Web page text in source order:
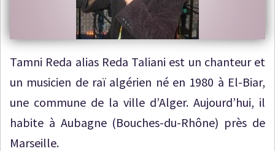
Tamni Reda alias Reda Taliani est un chanteur et
un musicien de raï algérien né en 1980 à El-Biar,
une commune de la ville d’Alger. Aujourd’hui, il
habite à Aubagne (Bouches-du-Rhône) près de
Marseille.